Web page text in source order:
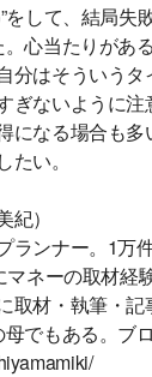
をして、結局失
心当たりがあ
分はそういう
ぎないように
になる場合も多
い。
紀）
ランナー。1万
ネーの取材経
取材・執筆・
でもある。ブ